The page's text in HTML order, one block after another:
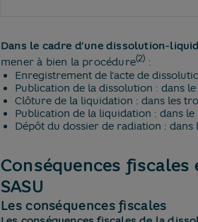
Dans le cadre d’une dissolution-
mener à bien la procédure(2) :
Enregistrement de l'acte de
Publication de la dissolution : dans
Clôture de la liquidation : dans les
Publication de la liquidation : dans
Dépôt du dossier de radiation :
Conséquences
SASU
Les conséquences fiscales